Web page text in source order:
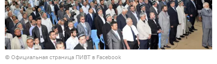
© Официальная страница ПИВТ в Facebook